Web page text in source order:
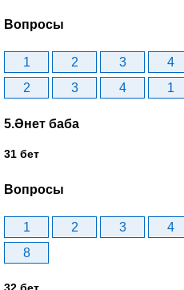
Вопросы
1 2 3 4
2
3 4 1
5.Әнет баба
31 бет
Вопросы
1 2 3 4
8